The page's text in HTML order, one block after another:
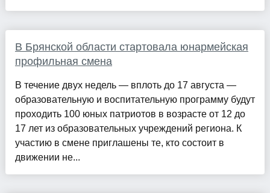
В Брянской области стартовала юнармейская
профильная смена
В течение двух недель — вплоть до 17 августа —
образовательную и воспитательную программу будут
проходить 100 юных патриотов в возрасте от 12 до
17 лет из образовательных учреждений региона. К
участию в смене приглашены те, кто состоит в
движении не...